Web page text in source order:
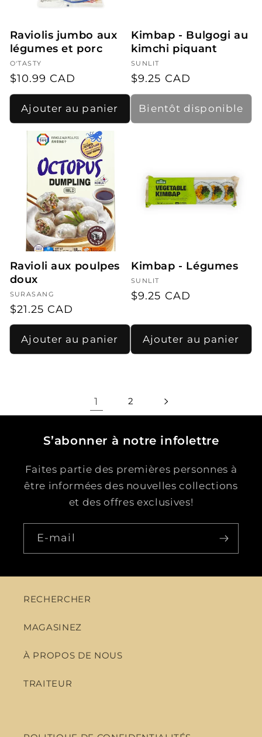
Raviolis jumbo aux
légumes et porc
Fournisseur :
O'TASTY
Prix
habituel
$10.99 CAD
Ajouter au panier
Kimbap - Bulgogi au
kimchi piquant
Fournisseur :
SUNLIT
Prix
habituel
$9.25 CAD
Bientôt disponible
Ravioli aux poulpes
doux
Fournisseur :
SURASANG
Prix
habituel
$21.25 CAD
Ajouter au panier
Kimbap - Légumes
Fournisseur :
SUNLIT
Prix
$9.25 CAD
Ajouter au panier
1 2
S’abonner à notre infolettre
Faites partie des premières personnes à
être informées des nouvelles collections
et des offres exclusives!
E-mail
RECHERCHER
MAGASINEZ
À PROPOS DE NOUS
TRAITEUR